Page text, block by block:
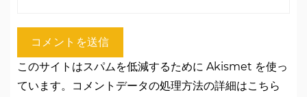
このサイトはスパムを低減するために Akismet を使っ
ています。
コメントデータの処理方法の詳細はこちら